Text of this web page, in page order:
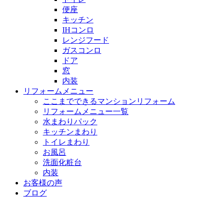
便座
キッチン
IHコンロ
レンジフード
ガスコンロ
ドア
窓
内装
リフォームメニュー
ここまでできるマンションリフォーム
リフォームメニュー一覧
水まわりパック
キッチンまわり
トイレまわり
お風呂
洗面化粧台
内装
お客様の声
ブログ